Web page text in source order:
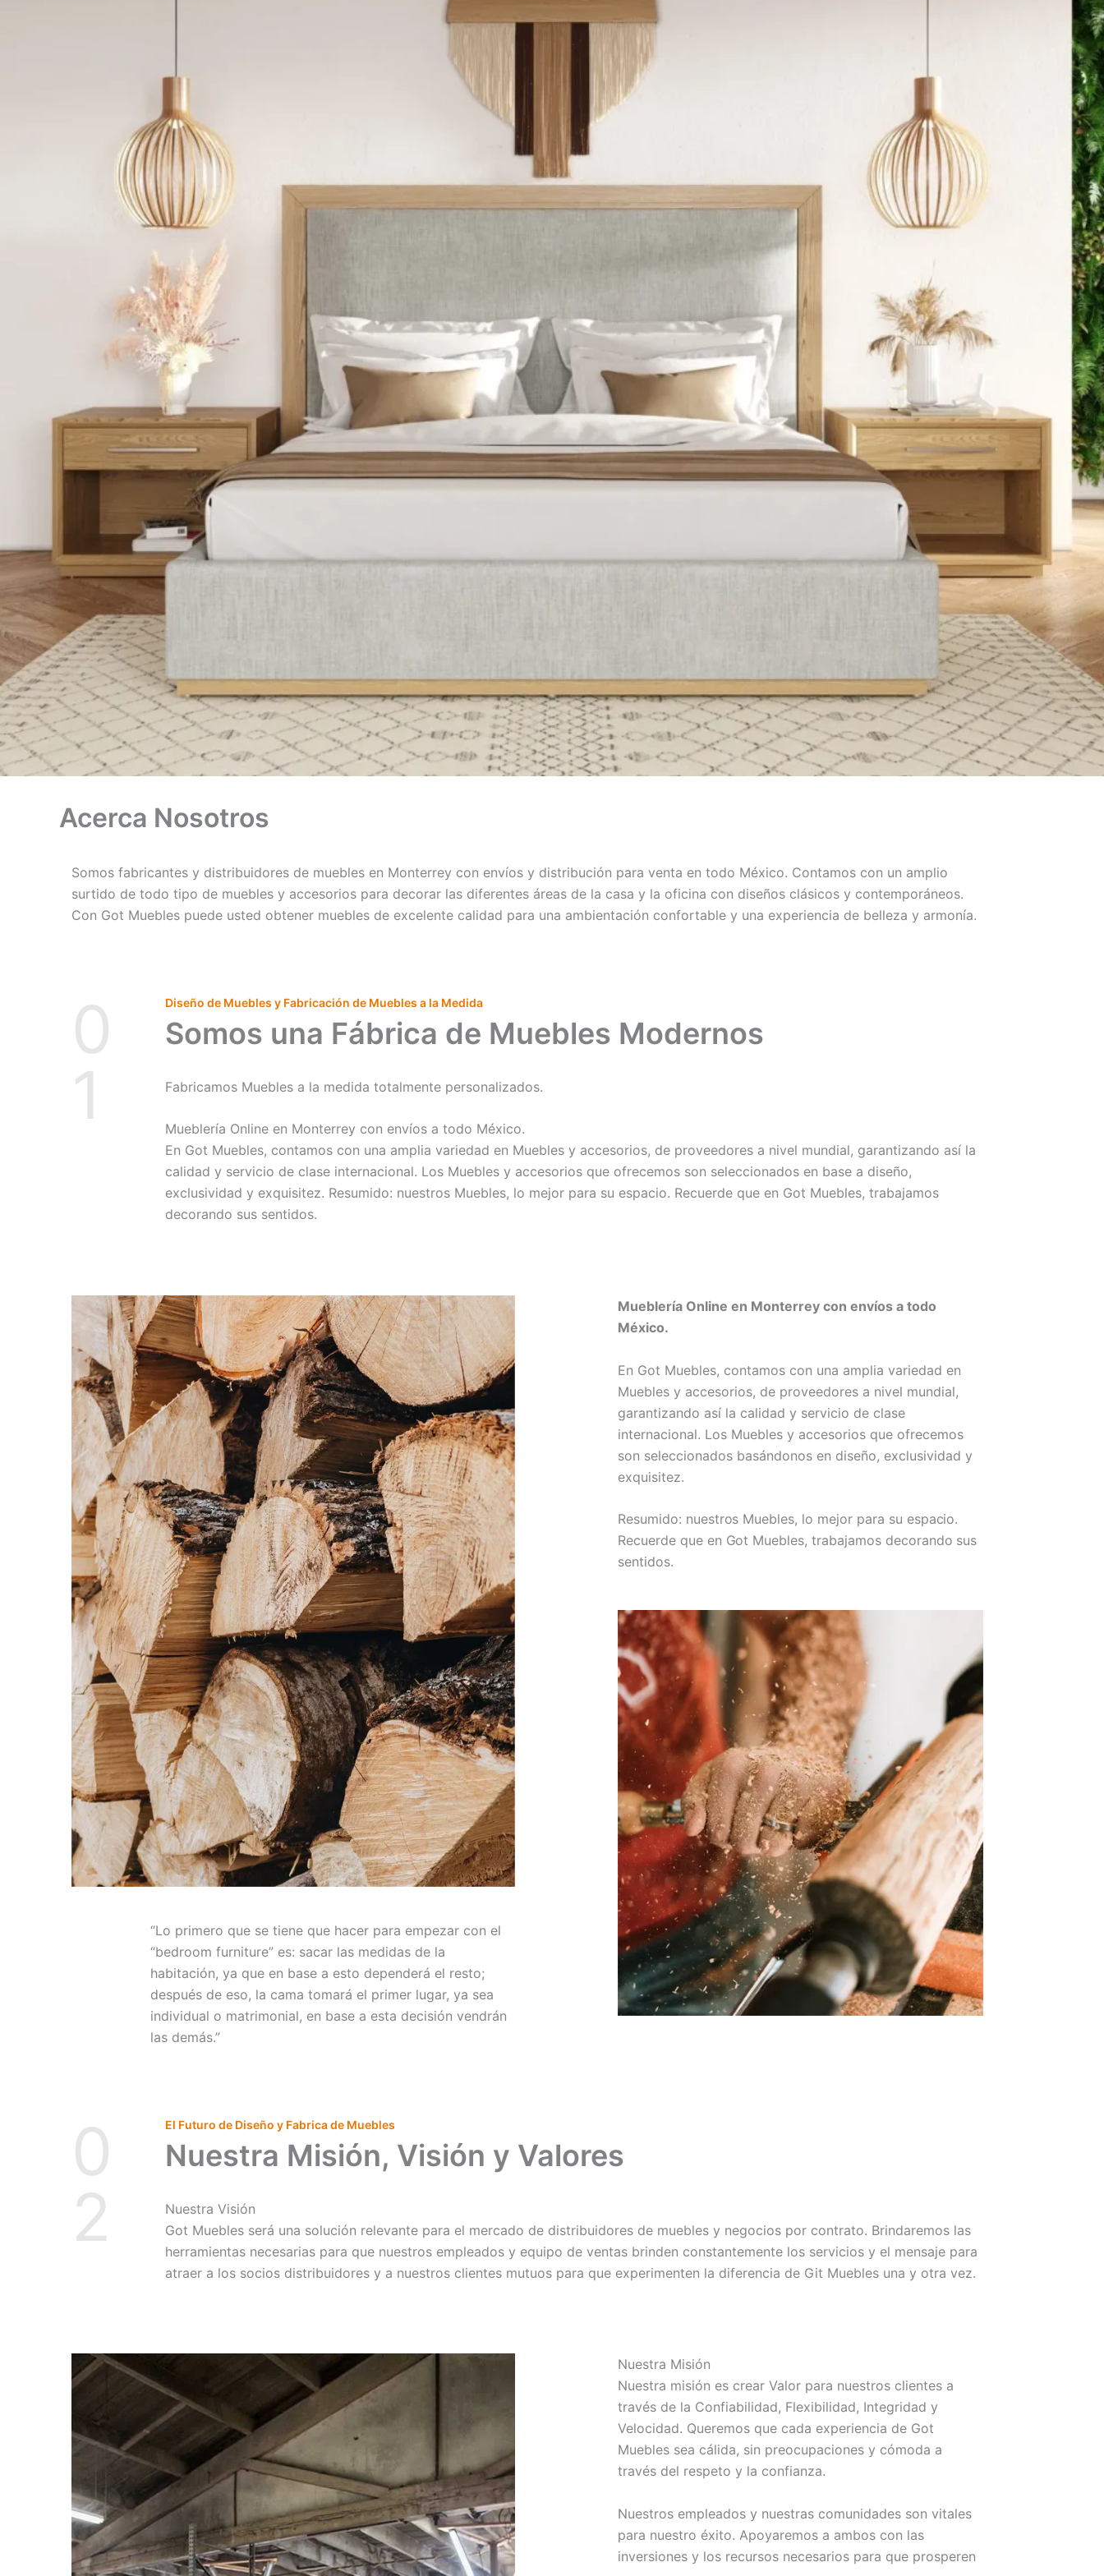
Acerca Nosotros
Somos fabricantes y distribuidores de muebles en Monterrey con envíos y distribución para venta en todo México. Contamos con un amplio
surtido de todo tipo de muebles y accesorios para decorar las diferentes áreas de la casa y la oficina con diseños clásicos y contemporáneos.
Con Got Muebles puede usted obtener muebles de excelente calidad para una ambientación confortable y una experiencia de belleza y armonía.
0
1
Diseño de Muebles y Fabricación de Muebles a la Medida
Somos una Fábrica de Muebles Modernos
Fabricamos Muebles a la medida totalmente personalizados.
Mueblería Online en Monterrey con envíos a todo México.
En Got Muebles, contamos con una amplia variedad en Muebles y accesorios, de proveedores a nivel mundial, garantizando así la
calidad y servicio de clase internacional. Los Muebles y accesorios que ofrecemos son seleccionados en base a diseño,
exclusividad y exquisitez. Resumido: nuestros Muebles, lo mejor para su espacio. Recuerde que en Got Muebles, trabajamos
decorando sus sentidos.
“Lo primero que se tiene que hacer para empezar con el
“bedroom furniture” es: sacar las medidas de la
habitación, ya que en base a esto dependerá el resto;
después de eso, la cama tomará el primer lugar, ya sea
individual o matrimonial, en base a esta decisión vendrán
las demás.”
Mueblería Online en Monterrey con envíos a todo
México.
En Got Muebles, contamos con una amplia variedad en
Muebles y accesorios, de proveedores a nivel mundial,
garantizando así la calidad y servicio de clase
internacional. Los Muebles y accesorios que ofrecemos
son seleccionados basándonos en diseño, exclusividad y
exquisitez.
Resumido: nuestros Muebles, lo mejor para su espacio.
Recuerde que en Got Muebles, trabajamos decorando sus
sentidos.
0
2
El Futuro de Diseño y Fabrica de Muebles
Nuestra Misión, Visión y Valores
Nuestra Visión
Got Muebles será una solución relevante para el mercado de distribuidores de muebles y negocios por contrato. Brindaremos las
herramientas necesarias para que nuestros empleados y equipo de ventas brinden constantemente los servicios y el mensaje para
atraer a los socios distribuidores y a nuestros clientes mutuos para que experimenten la diferencia de Git Muebles una y otra vez.
Nuestra Misión
Nuestra misión es crear Valor para nuestros clientes a
través de la Confiabilidad, Flexibilidad, Integridad y
Velocidad. Queremos que cada experiencia de Got
Muebles sea cálida, sin preocupaciones y cómoda a
través del respeto y la confianza.
Nuestros empleados y nuestras comunidades son vitales
para nuestro éxito. Apoyaremos a ambos con las
inversiones y los recursos necesarios para que prosperen